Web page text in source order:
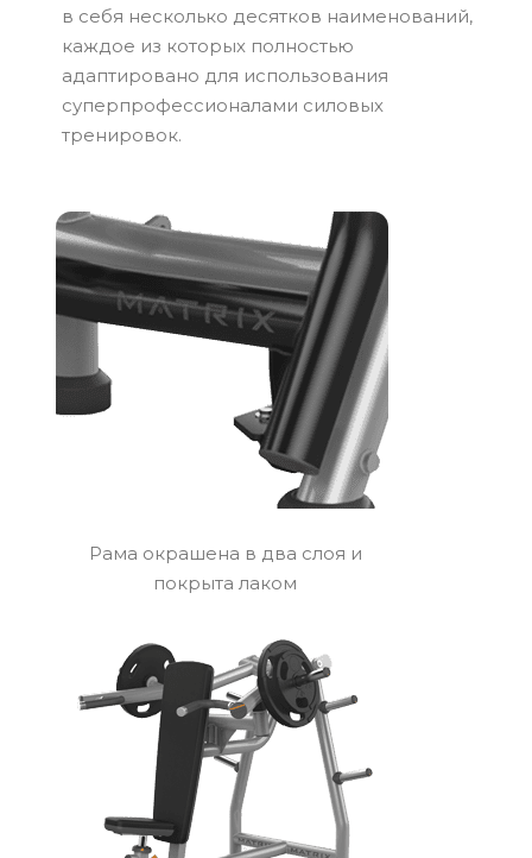
в себя несколько десятков наименований,
каждое из которых полностью
адаптировано для использования
суперпрофессионалами силовых
тренировок.
Рама окрашена в два слоя и
покрыта лаком